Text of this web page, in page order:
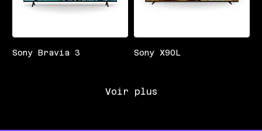
Sony Bravia 3 Sony X90L
Voir plus